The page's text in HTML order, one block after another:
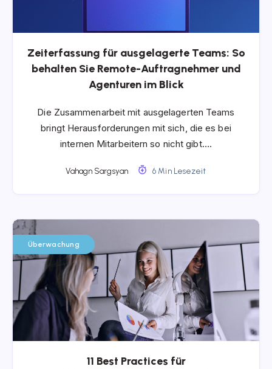
Zeiterfassung für ausgelagerte Teams: So
behalten Sie Remote-Auftragnehmer und
Agenturen im Blick
Die Zusammenarbeit mit ausgelagerten Teams
bringt Herausforderungen mit sich, die es bei
internen Mitarbeitern so nicht gibt….
Vahagn Sargsyan 6 Min Lesezeit
Überwachung
11 Best Practices für